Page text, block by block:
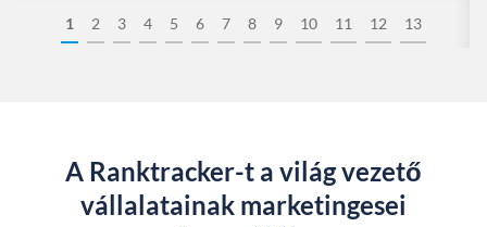
1 2 3 4 5 6 7 8 9 10 11 12 13
A Ranktracker-t a világ vezető
vállalatainak marketingesei